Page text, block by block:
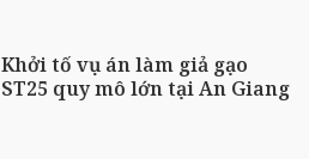
Khởi tố vụ án làm giả gạo
ST25 quy mô lớn tại An Giang